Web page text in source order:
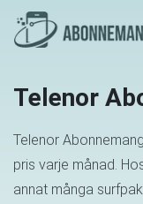
Telenor
Telenor
pris varje månad.
annat många